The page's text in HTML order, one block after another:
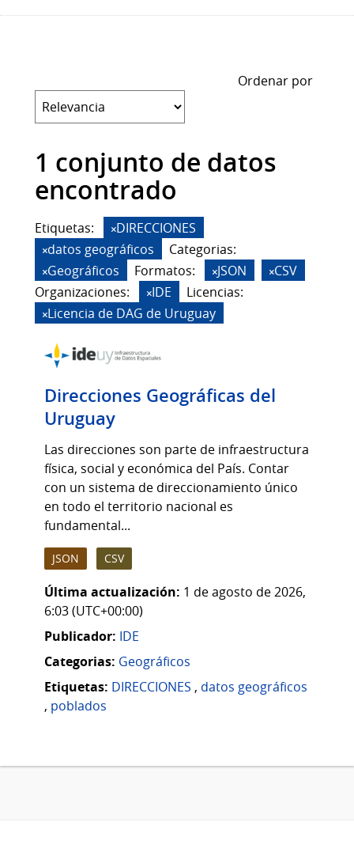
Ordenar por
1 conjunto de datos
encontrado
Etiquetas:
DIRECCIONES
datos geográficos
Categorias:
Geográficos
Formatos: JSON
CSV
Organizaciones:
IDE
Licencias:
Licencia de DAG de Uruguay
Direcciones Geográficas del
Uruguay
Las direcciones son parte de infraestructura
física, social y económica del País. Contar
con un sistema de direccionamiento único
en todo el territorio nacional es
fundamental...
JSON CSV
Última actualización: 1 de agosto de 2026,
6:03 (UTC+00:00)
Publicador: IDE
Categorias: Geográficos
Etiquetas: DIRECCIONES , datos geográficos
, poblados